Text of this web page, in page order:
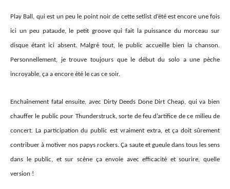
Play Ball, qui est un peu le point noir de cette setlist d’été est encore une fois
ici un peu pataude, le petit groove qui fait la puissance du morceau sur
disque étant ici absent. Malgré tout, le public accueille bien la chanson.
Personnellement, je trouve toujours que le début du solo a une pèche
incroyable, ça a encore été le cas ce soir.
Enchaînement fatal ensuite, avec Dirty Deeds Done Dirt Cheap, qui va bien
chauffer le public pour Thunderstruck, sorte de feu d’artifice de ce milieu de
concert. La participation du public est vraiment extra, et ça doit sûrement
contribuer à motiver nos papys rockers. Ça saute et gueule dans tous les sens
dans le public, et sur scène ça envoie avec efficacité et sourire, quelle
version !